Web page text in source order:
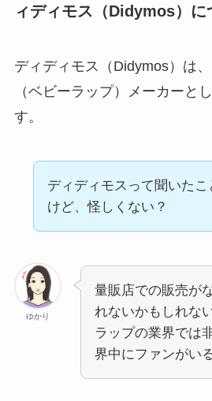
ィディモス（Didymos）に
ディディモス（Didymos）は
（ベビーラップ）メーカーと
す。
ディディモスって聞いたこ
けど、怪しくない？
ゆかり
量販店での販売が
れないかもしれな
ラップの業界では
界中にファンがい